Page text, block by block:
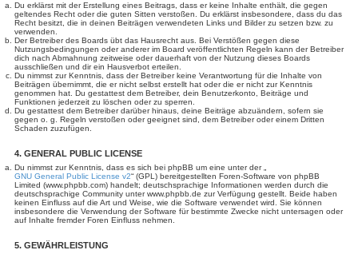
Du erklärst mit der Erstellung eines Beitrags, dass er keine Inhalte enthält, die gegen
geltendes Recht oder die guten Sitten verstoßen. Du erklärst insbesondere, dass du das
Recht besitzt, die in deinen Beiträgen verwendeten Links und Bilder zu setzen bzw. zu
verwenden.
Der Betreiber des Boards übt das Hausrecht aus. Bei Verstößen gegen diese
Nutzungsbedingungen oder anderer im Board veröffentlichten Regeln kann der Betreiber
dich nach Abmahnung zeitweise oder dauerhaft von der Nutzung dieses Boards
ausschließen und dir ein Hausverbot erteilen.
Du nimmst zur Kenntnis, dass der Betreiber keine Verantwortung für die Inhalte von
Beiträgen übernimmt, die er nicht selbst erstellt hat oder die er nicht zur Kenntnis
genommen hat. Du gestattest dem Betreiber, dein Benutzerkonto, Beiträge und
Funktionen jederzeit zu löschen oder zu sperren.
Du gestattest dem Betreiber darüber hinaus, deine Beiträge abzuändern, sofern sie
gegen o. g. Regeln verstoßen oder geeignet sind, dem Betreiber oder einem Dritten
Schaden zuzufügen.
4. GENERAL PUBLIC LICENSE
Du nimmst zur Kenntnis, dass es sich bei phpBB um eine unter der „
GNU General Public License v2“ (GPL) bereitgestellten Foren-Software von phpBB
Limited (www.phpbb.com) handelt; deutschsprachige Informationen werden durch die
deutschsprachige Community unter www.phpbb.de zur Verfügung gestellt. Beide haben
keinen Einfluss auf die Art und Weise, wie die Software verwendet wird. Sie können
insbesondere die Verwendung der Software für bestimmte Zwecke nicht untersagen oder
auf Inhalte fremder Foren Einfluss nehmen.
5. GEWÄHRLEISTUNG